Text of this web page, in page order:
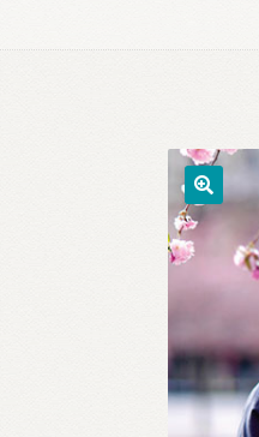
🔍